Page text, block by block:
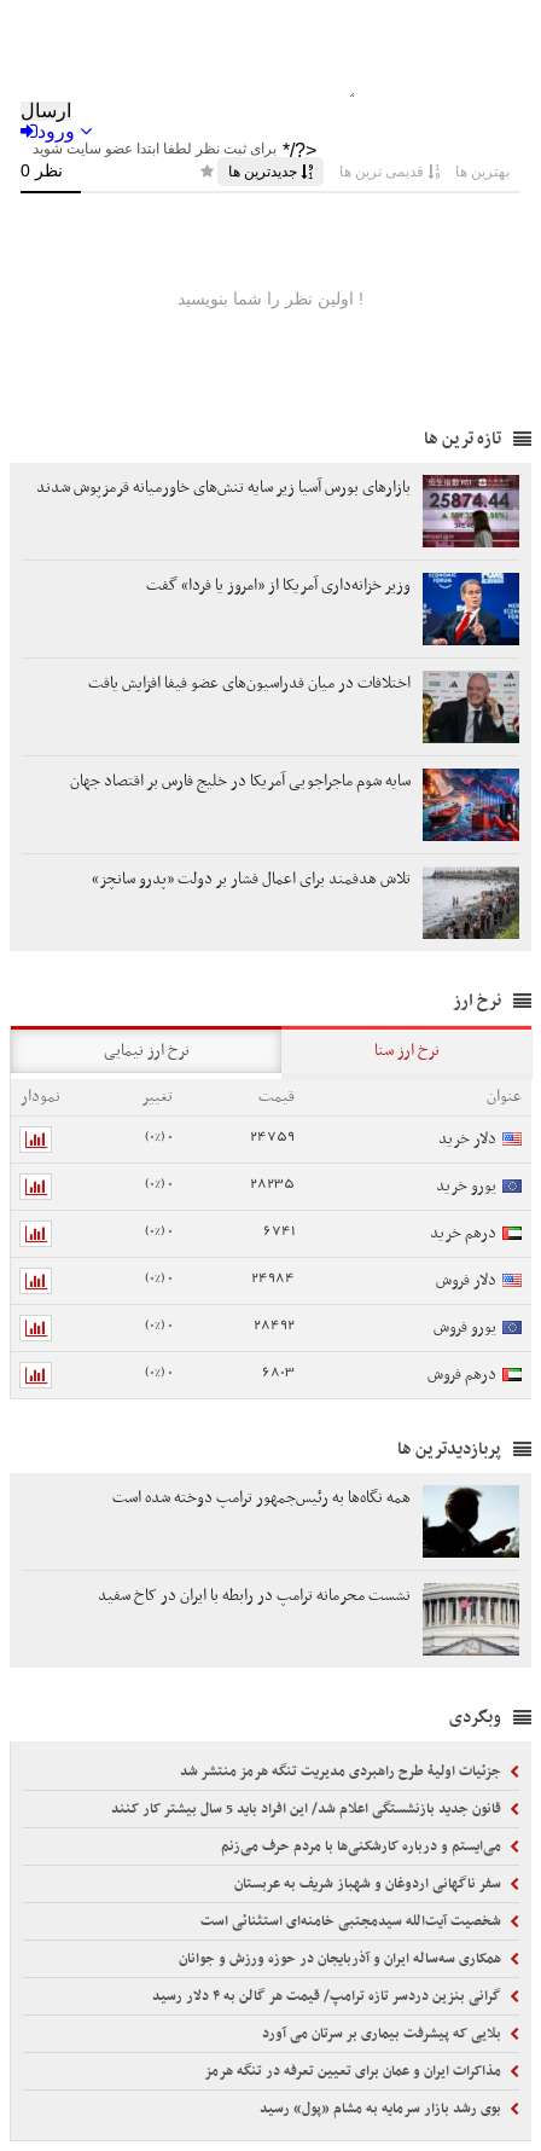
تازه ترین ها
بازارهای بورس آسیا زیر سایه تنش‌های خاورمیانه قرمزپوش شدند
وزیر خزانه‌داری آمریکا از «امروز یا فردا» گفت
اختلافات در میان فدراسیون‌های عضو فیفا افزایش یافت
سایه شوم ماجراجویی آمریکا در خلیج فارس بر اقتصاد جهان
تلاش هدفمند برای اعمال فشار بر دولت «پدرو سانچز»
نرخ ارز
نرخ ارز سنا
نرخ ارز نیمایی
عنوان
قیمت تغییر
نمودار
دلار خرید
24759
0 (0%)
یورو خرید 28235
0 (0%)
درهم خرید 6741
0 (0%)
دلار فروش 24984
0 (0%)
یورو فروش 28492
0 (0%)
درهم فروش 6803
0 (0%)
پربازدیدترین ها
همه نگاه‌ها به رئیس‌جمهور ترامپ دوخته شده است
نشست محرمانه ترامپ در رابطه با ایران در کاخ سفید
وبگردی
جزئیات اولیۀ طرح راهبردی مدیریت تنگه هرمز منتشر شد
قانون جدید بازنشستگی اعلام شد/ این افراد باید 5 سال بیشتر کار کنند
می‌ایستم و درباره کارشکنی‌ها با مردم حرف می‌زنم
سفر ناگهانی اردوغان و شهباز شریف به عربستان
شخصیت آیت‌الله سیدمجتبی خامنه‌ای استثنائی است
همکاری سه‌ساله ایران و آذربایجان در حوزه ورزش و جوانان
گرانی بنزین دردسر تازه ترامپ/ قیمت هر گالن به ۴ دلار رسید
بلایی که پیشرفت بیماری بر سرتان می آورد
مذاکرات ایران و عمان برای تعیین تعرفه در تنگه هرمز
بوی رشد بازار سرمایه به مشام «پول» رسید